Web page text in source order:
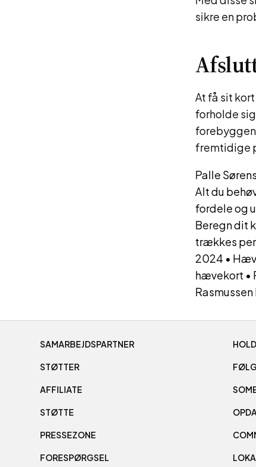
sikre en
At få sit
forholde
fremtidige
Palle
Alt du
fordele og
Beregn dit
trækkes
2024 •
hævekort •
SAMARBEJDSPARTNER
STØTTER
AFFILIATE
STØTTE
PRESSEZONE
FORESPØRGSEL
FØLG